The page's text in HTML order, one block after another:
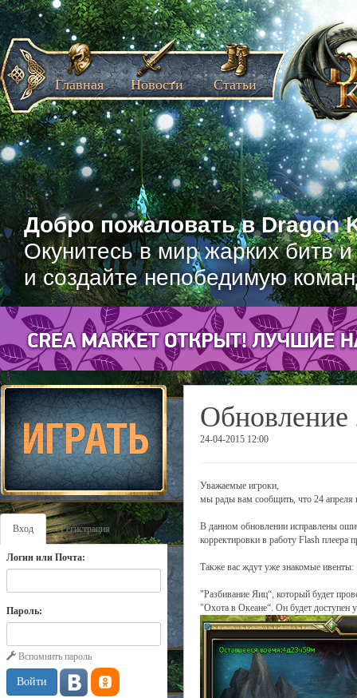
Добро пожаловать в Dragon
Окунитесь в мир жарких битв
и создайте непобедимую
Главная Новости Статьи
Вход Регистрация
Логин или Почта:
Пароль:
Вспомнить пароль
Обновление
24-04-2015 12:00
Уважаемые игроки,
мы рады вам сообщить, что 24 апреля
В данном обновлении исправлены
корректировки в работу Flash
Также вас ждут уже знакомые ивенты:
"Разбивание Яиц“, который будет
"Охота в Океане“. Он будет доступен